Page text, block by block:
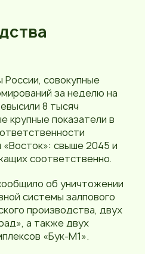
совокупные
за неделю на
8 тысяч
крупные показатели в
свыше 2045 и
соответственно.
об уничтожении
системы залпового
производства, двух
а также двух
«Бук-М1».